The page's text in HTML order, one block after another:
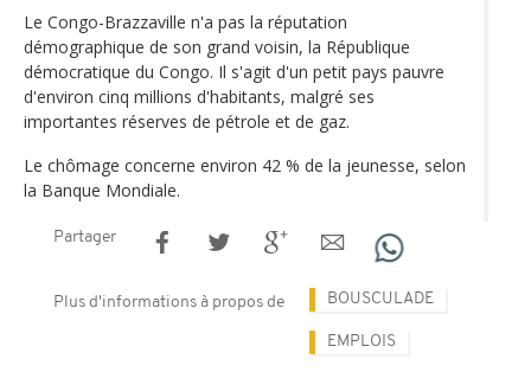
Le Congo-Brazzaville n'a pas la réputation
démographique de son grand voisin, la République
démocratique du Congo. Il s'agit d'un petit pays pauvre
d'environ cinq millions d'habitants, malgré ses
importantes réserves de pétrole et de gaz.
Le chômage concerne environ 42 % de la jeunesse, selon
la Banque Mondiale.
Partager
Plus d'informations à propos de BOUSCULADE
EMPLOIS